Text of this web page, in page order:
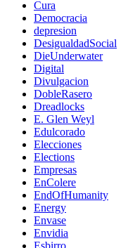
Cura
Democracia
depresion
DesigualdadSocial
DieUnderwater
Digital
Divulgacion
DobleRasero
Dreadlocks
E. Glen Weyl
Edulcorado
Elecciones
Elections
Empresas
EnColere
EndOfHumanity
Energy
Envase
Envidia